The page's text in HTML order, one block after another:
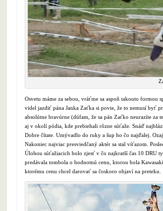
Osvetu máme za sebou, vráťme sa aspoň takouto formou
videl jazdiť pána Janka Zaťka si povie, že to nemusí byť
absolútne bravúrne (dúfam, že sa pán Zaťko neurazíte za
aj v okolí pódia, kde prebiehali rôzne súťaže. Snáď
Dobre čítate. Umývadlo do ruky a šup ho čo najďalej.
Nakoniec najviac presviedčaný aktér sa stal víťazom.
Úlohou súťažiacich bolo zjesť v čo najkratší čas 10 DRU
predávala tombola o hodnotnú cenu, ktorou bola
ktorému cenu chcel darovať sa čoskoro objaví na preteku.